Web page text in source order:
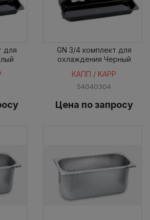
для
GN 3/4 комплект для
охлаждения Черный
КАПП / KAPP
54040304
Цена по запросу